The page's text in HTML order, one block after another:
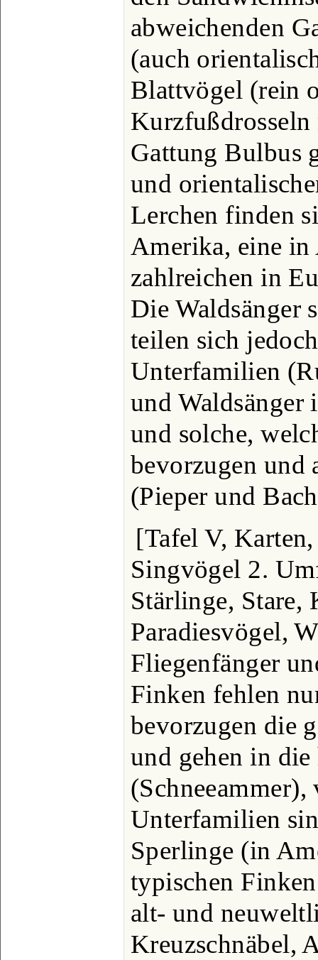
abweichenden
(auch
Blattvögel (rein
Kurzfußdrosseln
Gattung Bulbus
und
Lerchen finden
Amerika, eine
zahlreichen in
Die Waldsänger
teilen sich
Unterfamilien
und
und solche,
bevorzugen und
(Pieper und
[Tafel V,
Singvögel 2.
Stärlinge, Stare,
Paradiesvögel,
Fliegenfänger
Finken fehlen
bevorzugen die
und gehen in
Unterfamilien
Sperlinge (in
typischen
alt- und
Kreuzschnäbel,